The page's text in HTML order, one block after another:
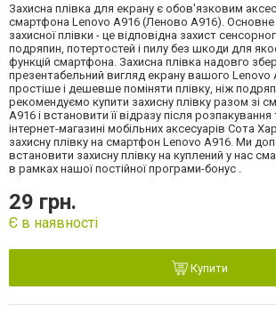
Захисна плівка для екрану є обов'язковим
смартфона Lenovo A916 (Леново А916). Основне
захисної плівки - це відповідна захист
подряпин, потертостей і пилу без шкоди для
функцій смартфона. Захисна плівка надовго
презентабельний вигляд екрану вашого Lenovo
простіше і дешевше поміняти плівку, ніж
рекомендуємо купити захисну плівку разом зі
A916 і встановити її відразу після
інтернет-магазині мобільних аксесуарів Сота
захисну плівку на смартфон Lenovo A916. Ми
встановити захисну плівку на куплений у нас
в рамках нашої постійної програми-бонус .
29 грн.
Є в наявності
Купити